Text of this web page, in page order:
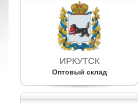
ИРКУТСК
Оптовый склад